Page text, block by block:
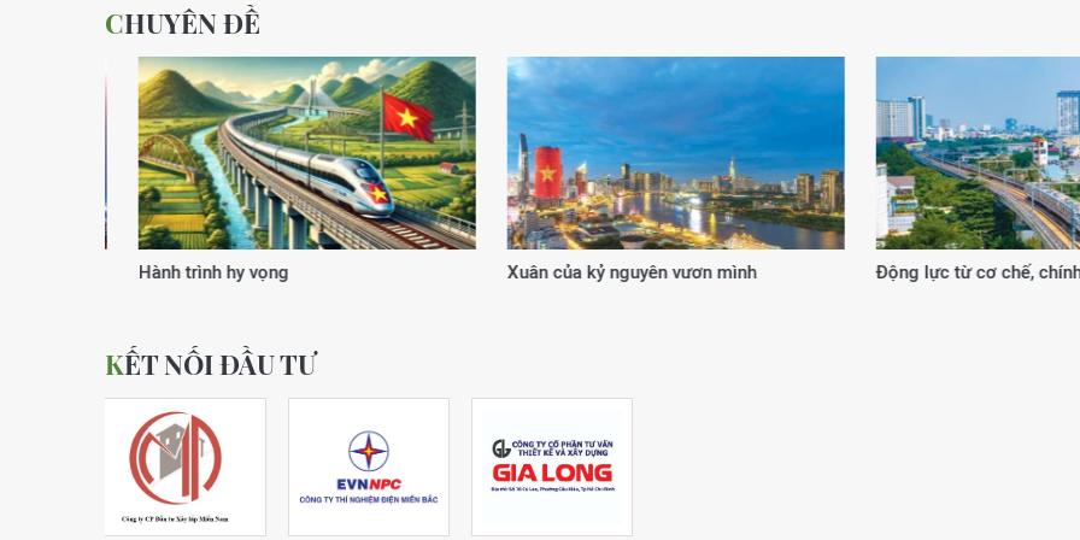
CHUYÊN ĐỀ
Xuân của kỷ nguyên vươn mình Động lực từ cơ chế, chính sách đặc thù 20 năm kiến tạo giá trị
KẾT NỐI ĐẦU TƯ